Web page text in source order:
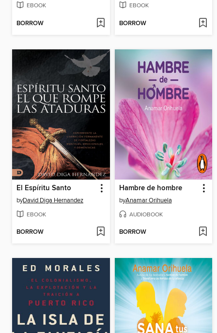
EBOOK
BORROW
EBOOK
BORROW
El Espíritu Santo
byDavid Diga Hernandez
EBOOK
BORROW
Hambre de hombre
byAnamar Orihuela
AUDIOBOOK
BORROW